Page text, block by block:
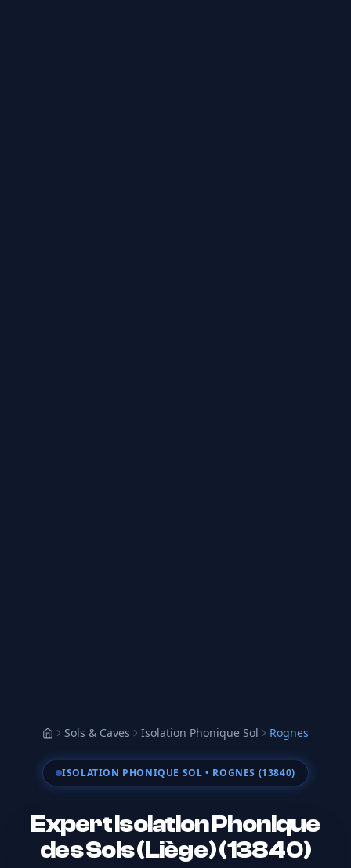
AccueilSols & Caves Isolation Phonique Sol Rognes
ISOLATION PHONIQUE SOL • ROGNES (13840)
Expert Isolation Phonique
des Sols (Liège) (13840)